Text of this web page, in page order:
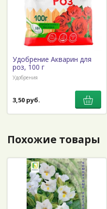
Удобрение Акварин для
роз, 100 г
Удобрения
3,50 руб.
Похожие товары